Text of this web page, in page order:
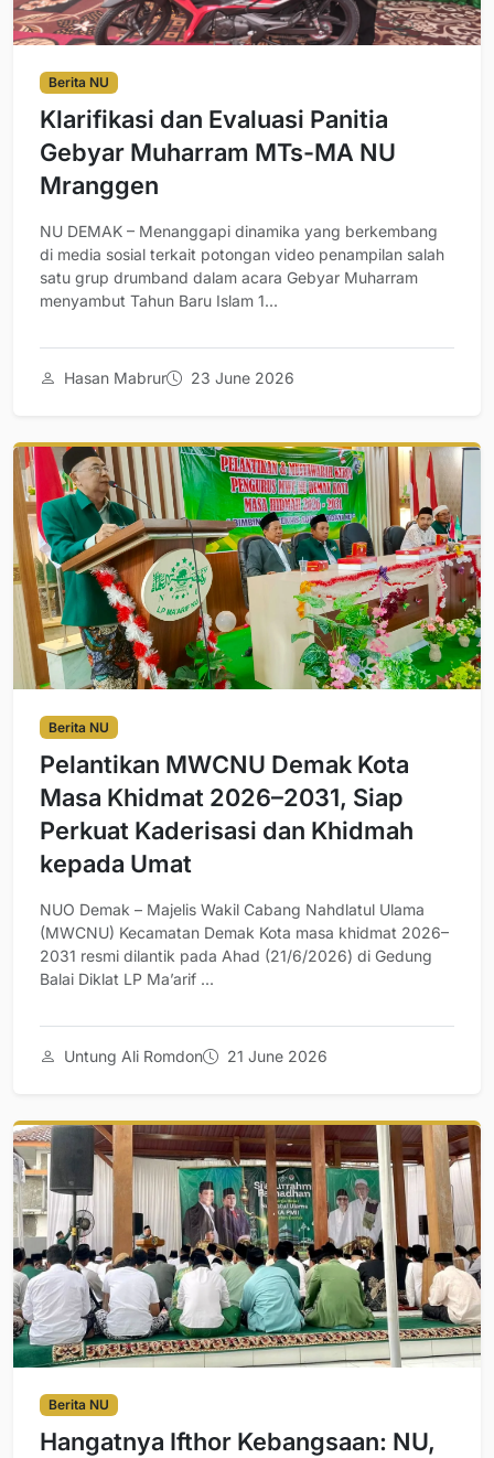
Berita NU
Klarifikasi dan Evaluasi Panitia
Gebyar Muharram MTs-MA NU
Mranggen
NU DEMAK – Menanggapi dinamika yang berkembang
di media sosial terkait potongan video penampilan salah
satu grup drumband dalam acara Gebyar Muharram
menyambut Tahun Baru Islam 1...
Hasan Mabrur 23 June 2026
Berita NU
Pelantikan MWCNU Demak Kota
Masa Khidmat 2026–2031, Siap
Perkuat Kaderisasi dan Khidmah
kepada Umat
NUO Demak – Majelis Wakil Cabang Nahdlatul Ulama
(MWCNU) Kecamatan Demak Kota masa khidmat 2026–
2031 resmi dilantik pada Ahad (21/6/2026) di Gedung
Balai Diklat LP Ma’arif ...
Untung Ali Romdon 21 June 2026
Berita NU
Hangatnya Ifthor Kebangsaan: NU,